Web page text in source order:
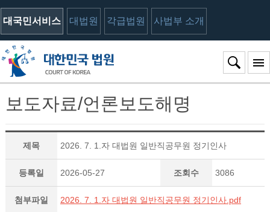
대국민서비스 대법원 각급법원 사법부 소개
보도자료/언론보도해명
제목 2026. 7. 1.자 대법원 일반직공무원 정기인사
등록일 2026-05-27 조회수 3086
첨부파일 2026. 7. 1.자 대법원 일반직공무원 정기인사.pdf